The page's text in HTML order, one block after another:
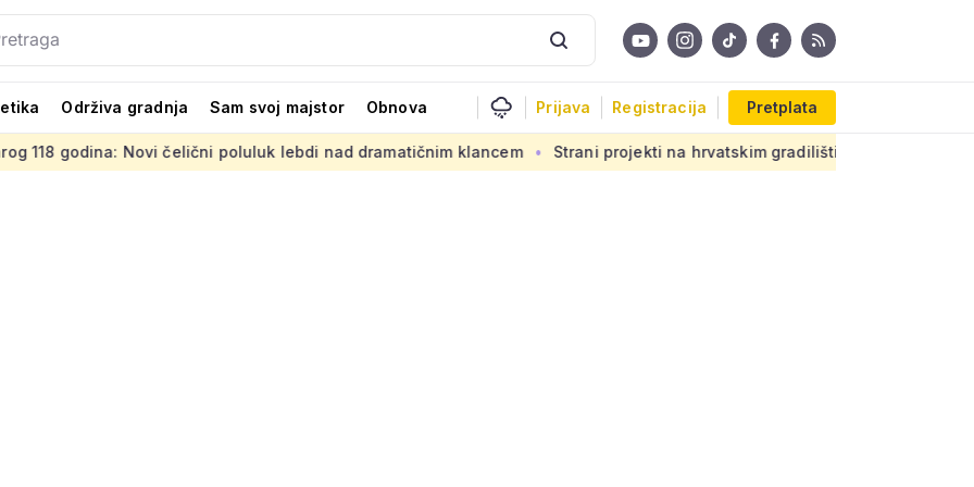
Održiva gradnja Sam svoj majstor Obnova Prijava Registracija Pretplata
Novi čelični poluluk lebdi nad dramatičnim klancem Strani projekti na hrvatskim gradilištima: Novi propis donosi